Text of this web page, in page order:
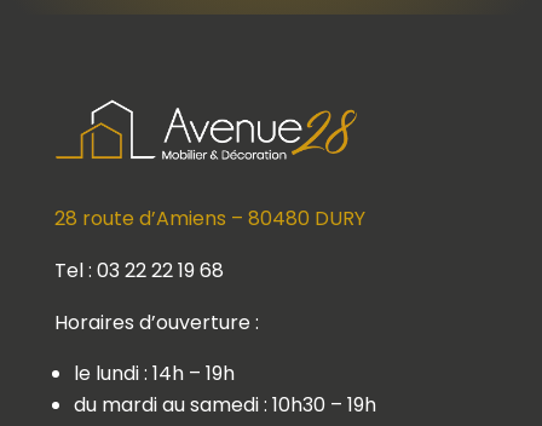
28 route d’Amiens – 80480 DURY
Tel : 03 22 22 19 68
Horaires d’ouverture :
le lundi : 14h – 19h
du mardi au samedi : 10h30 – 19h